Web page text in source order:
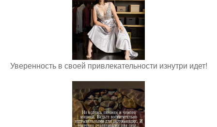
Уверенность в своей привлекательности изнутри идет!